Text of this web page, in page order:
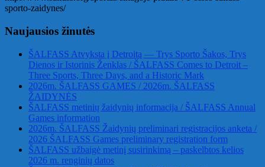
sporto-zaidynes/
Naujausios žinutės
ŠALFASS Atvyksta į Detroitą — Trys Sporto Šakos, Trys
Dienos ir Istorinis Ženklas / ŠALFASS Comes to Detroit –
Three Sports, Three Days, and a Historic Mark
2026m. ŠALFASS GAMES / 2026m. ŠALFASS
ŽAIDYNĖS
ŠALFASS metinių žaidynių informacija / ŠALFASS Annual
Games information
2026m. ŠALFASS Žaidynių preliminari registracijos anketa /
2026 ŠALFASS Games preliminary registration form
ŠALFASS užbaigė metinį susirinkimą – paskelbtos kelios
2026 m. renginių datos